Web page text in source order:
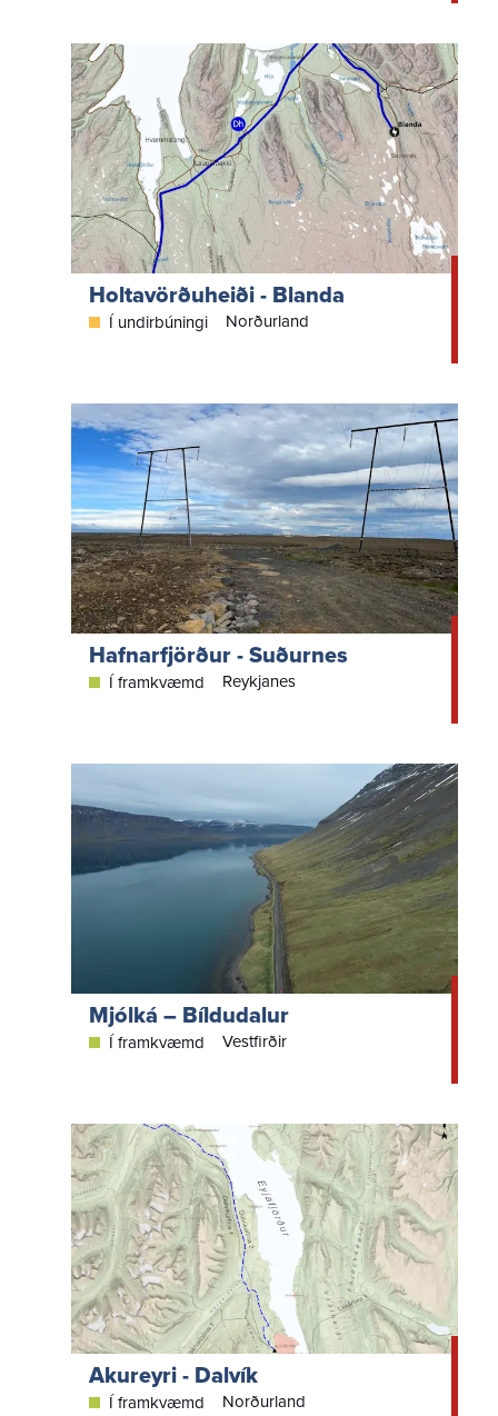
Holtavörðuheiði - Blanda
Í undirbúningi Norðurland
Hafnarfjörður - Suðurnes
Í framkvæmd Reykjanes
Mjólká – Bíldudalur
Í framkvæmd Vestfirðir
Akureyri - Dalvík
Í framkvæmd Norðurland